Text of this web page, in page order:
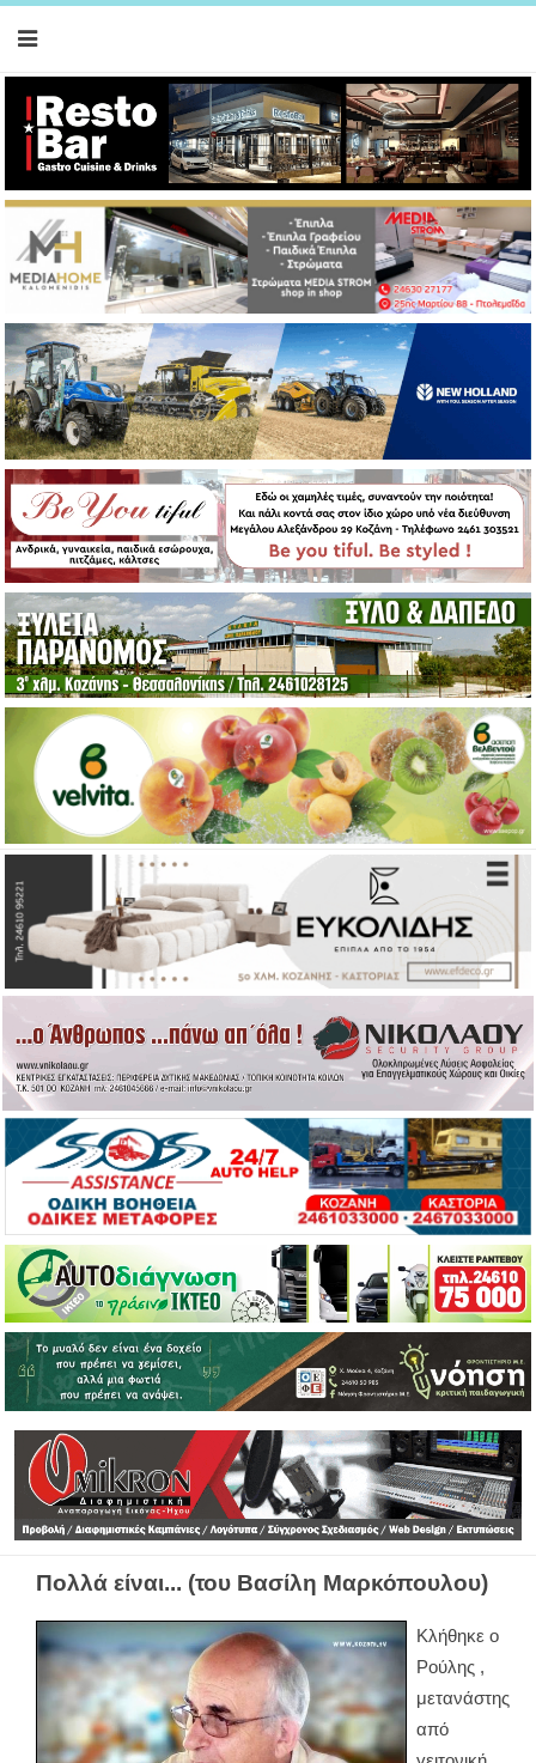
Πολλά είναι... (του Βασίλη Μαρκόπουλου)
Κλήθηκε ο
Ρούλης ,
μετανάστης
από